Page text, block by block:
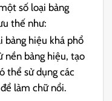
số loại bảng
thế như:
bảng hiệu khá phổ
nền bảng hiệu, tạo
thể sử dụng các
làm chữ nổi.